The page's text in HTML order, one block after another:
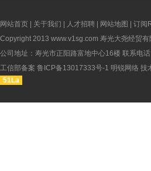
网站首页 关于我们 人才招聘 网站地图
订阅
Copyright 2013 www.v1sg.com 寿光大尧经贸
公司地址：寿光市正阳路富地中心16楼 联系电
工信部备案 鲁ICP备13017333号-1 明锐网络 技
51La